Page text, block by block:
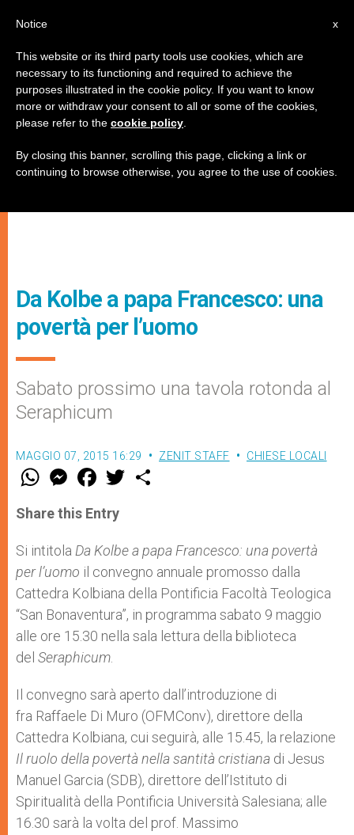
Da Kolbe a papa Francesco: una
povertà per l’uomo
Sabato prossimo una tavola rotonda al
Seraphicum
MAGGIO 07, 2015 16:29 ZENIT STAFF CHIESE LOCALI
W
t
s
p
p
M
e
s
e
g
e
r
F
a
e
b
o
k
w
r
Share this Entry
Si intitola Da Kolbe a papa Francesco: una povertà
per l’uomo il convegno annuale promosso dalla
Cattedra Kolbiana della Pontificia Facoltà Teologica
“San Bonaventura”, in programma sabato 9 maggio
alle ore 15.30 nella sala lettura della biblioteca
del Seraphicum
Il convegno sarà aperto dall’introduzione di
fra Raffaele Di Muro (OFMConv), direttore della
Cattedra Kolbiana, cui seguirà, alle 15.45, la relazione
Il ruolo della povertà nella santità cristiana di Jesus
Manuel Garcia (SDB), direttore dell’Istituto di
Spiritualità della Pontificia Università Salesiana; alle
16.30 sarà la volta del prof. Massimo
x
Notice
This website or its third party tools use cookies, which are
necessary to its functioning and required to achieve the
purposes illustrated in the cookie policy. If you want to know
more or withdraw your consent to all or some of the cookies,
please refer to the cookie policy
By closing this banner, scrolling this page, clicking a link or
continuing to browse otherwise, you agree to the use of cookies.